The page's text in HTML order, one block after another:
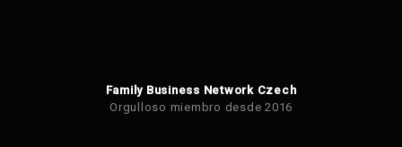
Family Business Network Czech
Orgulloso miembro desde 2016